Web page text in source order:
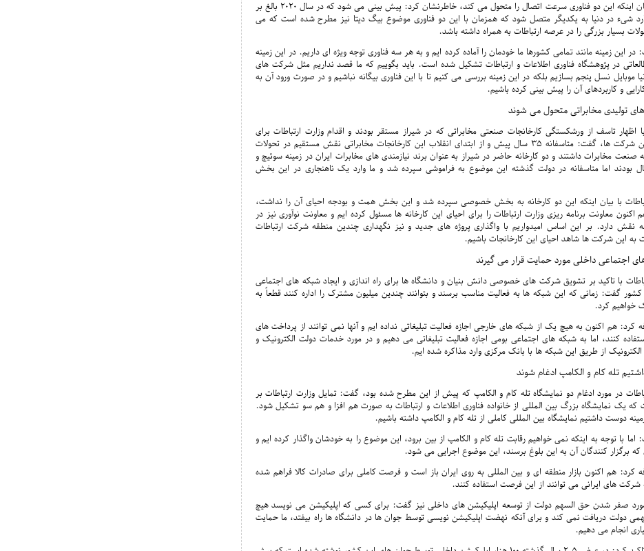
وی با بیان اینکه این دو فناوری سرعت اتصال را متحول می کند، خاطرنشان کرد: پیش بینی می شود که در سال ۲۰۲۰ بالغ بر
شیء در دنیا به یکدیگر متصل شود که همزمان با این دو فناوری موضوع بیگ دیتا نیز مطرح شده است که می
بسیار بزرگی را در عرصه ارتباطات به همراه داشته باشد.
این زمینه مانند تمامی کشورها ما خودمان را آماده کرده ایم و به هر سه فناوری توجه ویژه ای داریم. در این زمینه
در پژوهشگاه فناوری اطلاعات و ارتباطات تشکیل شده است. باید بگوییم که ما قصد نداریم مثل شرکت های
موبایل نسل پنجم بسازیم بلکه در این زمینه بررسی می کنیم تا با این فناوری بیگانه نباشیم و در صورت ورود آن به
و کاربردهای آن را پیش بینی کرده باشیم.
تولیدی مخابراتی متحول می شوند
اظهار تاسف از ورشکستگی کارخانجات صنعتی مخابراتی که در شیراز مستقر بودند و اقدام وزارت ارتباطات برای
تحول این شرکت ها، گفت: متاسفانه ۳۵ سال پیش و از ابتدای انقلاب این کارخانجات مخابراتی نقش مستقیم در تحولات
صنعت مخابرات داشتند و دو کارخانه حاضر در شیراز به عنوان برند نیازمندی های مخابرات ایران در زمینه سوئیچ و
بودند اما متاسفانه در دولت گذشته این موضوع به فراموشی سپرده شد و ما وارد یک ناهنجاری در این بخش
با بیان اینکه این دو کارخانه به بخش خصوصی سپرده شد و این بخش همت و بودجه احیای آن را نداشت،
معاونت برنامه ریزی وزارت ارتباطات را برای احیای این کارخانه ها مسئول کرده ایم و معاونت نوآوری نیز در
نقش دارد. بر این اساس امیدواریم با واگذاری پروژه های جدید و نیز نگهداری چندین منطقه شرکت ارتباطات
به این شرکت ها شاهد احیای این کارخانجات باشیم.
اجتماعی داخلی مورد حمایت قرار می گیرند
با تاکید بر تشویق شرکت های خصوصی دانش بنیان و دانشگاه ها برای راه اندازی و ایجاد شبکه های اجتماعی
کشور گفت: زمانی که این شبکه ها به فعالیت مناسب برسند و بتوانند چندین میلیون مشترک را اداره کنند قطعاً به
خواهیم کرد.
کرد: هم اکنون به هیچ یک از شبکه های خارجی اجازه فعالیت تبلیغاتی نداده ایم و آنها نمی توانند از پرداخت های
کنند، اما به شبکه های اجتماعی بومی اجازه فعالیت تبلیغاتی می دهیم و در مورد خدمات دولت الکترونیک و
از طریق این شبکه ها با بانک مرکزی وارد مذاکره شده ایم.
تله کام و الکامپ ادغام شوند
در مورد ادغام دو نمایشگاه تله کام و الکامپ که پیش از این مطرح شده بود، گفت: تمایل وزارت ارتباطات بر
که یک نمایشگاه بزرگ بین المللی از خانواده فناوری اطلاعات و ارتباطات به صورت هم افزا و هم سو تشکیل شود.
دوست داشتیم نمایشگاه بین المللی کاملی از تله کام و الکامپ داشته باشیم.
با توجه به اینکه نمی خواهیم رقابت تله کام و الکامپ از بین برود، این موضوع را به خودشان واگذار کرده ایم و
که برگزار کنندگان آن به این بلوغ برسند، این موضوع اجرایی می شود.
کرد: هم اکنون بازار منطقه ای و بین المللی به روی ایران باز است و فرصت کاملی برای صادرات کالا فراهم شده
های ایرانی می توانند از این فرصت استفاده کنند.
صفر شدن حق السهم دولت از توسعه اپلیکیشن های داخلی نیز گفت: برای کسی که اپلیکیشن می نویسد هیچ
دولت دریافت نمی کند و برای آنکه نهضت اپلیکیشن نویسی توسط جوان ها در دانشگاه ها راه بیفتد، ما حمایت
انجام می دهیم.